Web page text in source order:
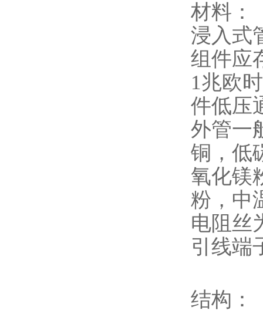
材料：
浸入式
组件应
1兆欧
件低压
外管一
铜，低
氧化镁
粉，中
电阻丝
引线端
结构：